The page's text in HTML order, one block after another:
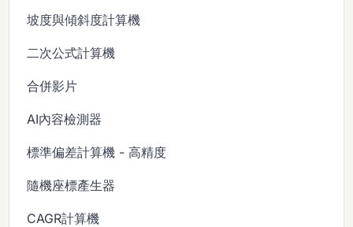
坡度與傾斜度計算機
二次公式計算機
合併影片
AI內容檢測器
標準偏差計算機 - 高精度
隨機座標產生器
CAGR計算機